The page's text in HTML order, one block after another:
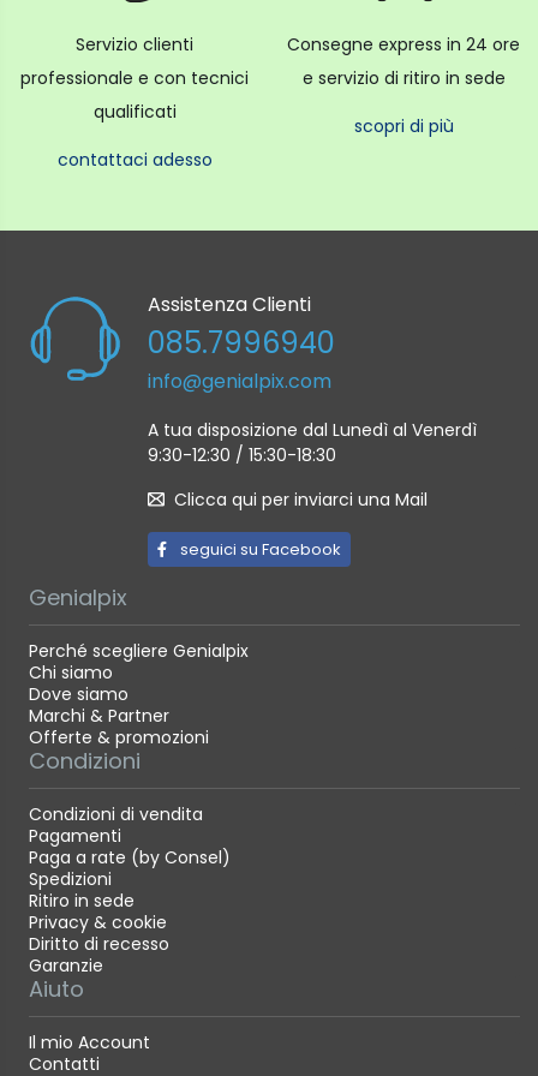
SD)
Ambiente di utilizzo Temperatura Operativa -10°C -
+40°C
Umidità Operativa 10% - 80% (senza condensa)
Accessori inclusi :Batteria al Li-ion NP-W235
Tappo corpo macchina
Copertura slitta contatto caldo
Tappo connettore Vertical Grip
Sportello vano slot schede di memoria
Manuale utente
Altre informazione tecniche reperibili sul sito della
casa madre
Servizio clienti
professionale e con tecnici
qualificati
contattaci adesso
Consegne express in 24 ore
e servizio di ritiro in sede
scopri di più
Assistenza Clienti
085.7996940
info@genialpix.com
A tua disposizione dal Lunedì al Venerdì
9:30-12:30 / 15:30-18:30
Clicca qui per inviarci una Mail
seguici su Facebook
Genialpix
Perché scegliere Genialpix
Chi siamo
Dove siamo
Marchi & Partner
Offerte & promozioni
Condizioni
Condizioni di vendita
Pagamenti
Paga a rate (by Consel)
Spedizioni
Ritiro in sede
Privacy & cookie
Diritto di recesso
Garanzie
Aiuto
Il mio Account
Contatti